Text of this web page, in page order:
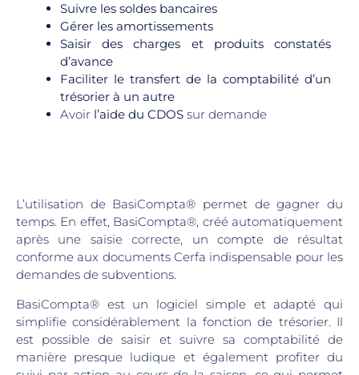
Suivre les soldes bancaires
Gérer les amortissements
Saisir des charges et produits constatés
d’avance
Faciliter le transfert de la comptabilité d’un
trésorier à un autre
Avoir l’aide du CDOS sur demande
L’utilisation de BasiCompta® permet de gagner du
temps. En effet, BasiCompta®, créé automatiquement
après une saisie correcte, un compte de résultat
conforme aux documents Cerfa indispensable pour les
demandes de subventions.
BasiCompta® est un logiciel simple et adapté qui
simplifie considérablement la fonction de trésorier. Il
est possible de saisir et suivre sa comptabilité de
manière presque ludique et également profiter du